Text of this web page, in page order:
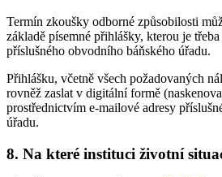
Termín zkoušky odborné způsobilosti
základě písemné přihlášky, kterou je třeba
příslušného obvodního báňského úřadu.
Přihlášku, včetně všech požadovaných
rovněž zaslat v digitální formě
prostřednictvím e-mailové adresy
úřadu.
8. Na které instituci životní